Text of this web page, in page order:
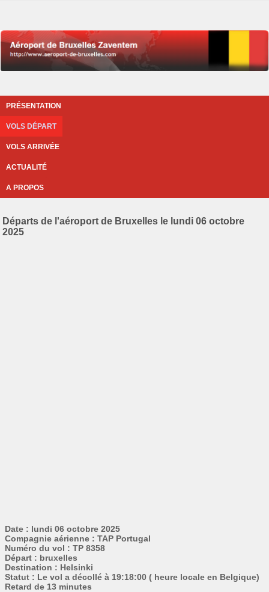
PRÉSENTATION
VOLS DÉPART
VOLS ARRIVÉE
ACTUALITÉ
A PROPOS
Départs de l'aéroport de Bruxelles le lundi 06 octobre
2025
Date : lundi 06 octobre 2025
Compagnie aérienne : TAP Portugal
Numéro du vol : TP 8358
Départ : bruxelles
Destination : Helsinki
Statut : Le vol a décollé à 19:18:00 ( heure locale en Belgique)
Retard de 13 minutes